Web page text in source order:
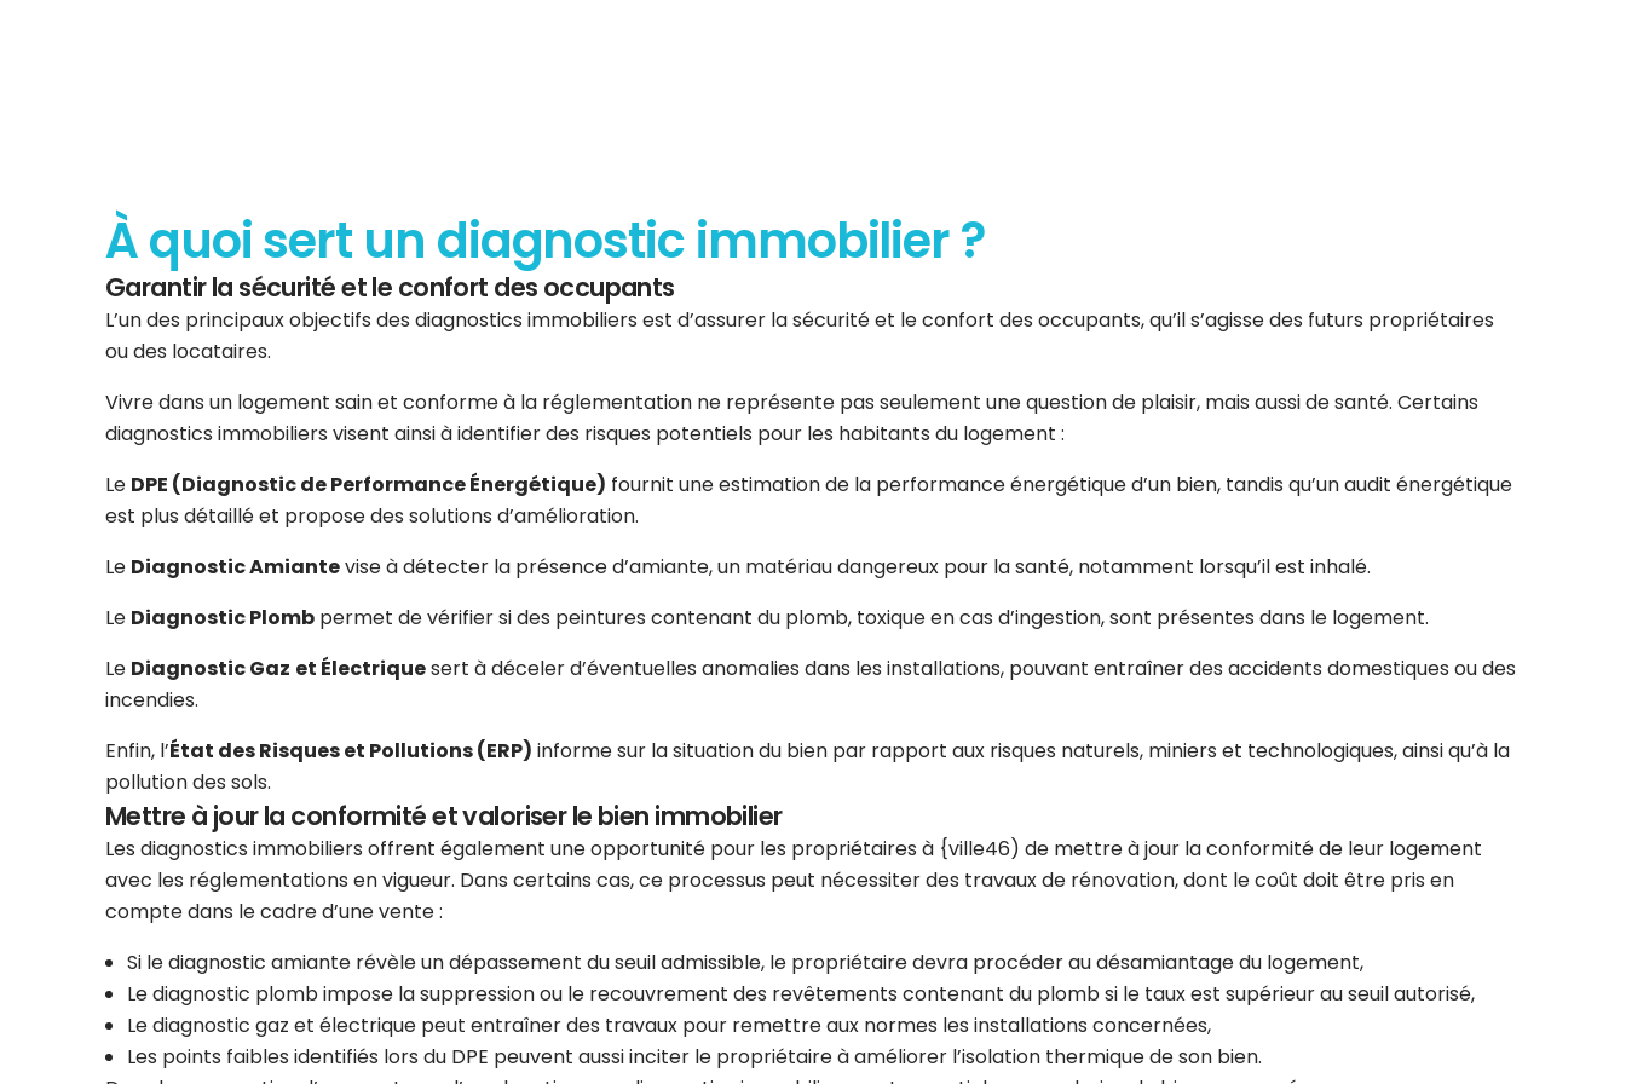
À quoi sert un diagnostic immobilier ?
Garantir la sécurité et le confort des occupants
L’un des principaux objectifs des diagnostics immobiliers est d’assurer la sécurité et le confort des occupants, qu’il s’agisse des futurs propriétaires
ou des locataires.
Vivre dans un logement sain et conforme à la réglementation ne représente pas seulement une question de plaisir, mais aussi de santé. Certains
diagnostics immobiliers visent ainsi à identifier des risques potentiels pour les habitants du logement :
Le DPE (Diagnostic de Performance Énergétique) fournit une estimation de la performance énergétique d’un bien, tandis qu’un audit énergétique
est plus détaillé et propose des solutions d’amélioration.
Le Diagnostic Amiantevise à détecter la présence d’amiante, un matériau dangereux pour la santé, notamment lorsqu’il est inhalé.
Le Diagnostic Plomb permet de vérifier si des peintures contenant du plomb, toxique en cas d’ingestion, sont présentes dans le logement.
Le Diagnostic Gaz et Électriquesert à déceler d’éventuelles anomalies dans les installations, pouvant entraîner des accidents domestiques ou des
incendies.
Enfin, l’État des Risques et Pollutions (ERP) informe sur la situation du bien par rapport aux risques naturels, miniers et technologiques, ainsi qu’à la
pollution des sols.
Mettre à jour la conformité et valoriser le bien immobilier
Les diagnostics immobiliers offrent également une opportunité pour les propriétaires à {ville46) de mettre à jour la conformité de leur logement
avec les réglementations en vigueur. Dans certains cas, ce processus peut nécessiter des travaux de rénovation, dont le coût doit être pris en
compte dans le cadre d’une vente :
Si le diagnostic amiante révèle un dépassement du seuil admissible, le propriétaire devra procéder au désamiantage du logement,
Le diagnostic plomb impose la suppression ou le recouvrement des revêtements contenant du plomb si le taux est supérieur au seuil autorisé,
Le diagnostic gaz et électrique peut entraîner des travaux pour remettre aux normes les installations concernées,
Les points faibles identifiés lors du DPE peuvent aussi inciter le propriétaire à améliorer l’isolation thermique de son bien.